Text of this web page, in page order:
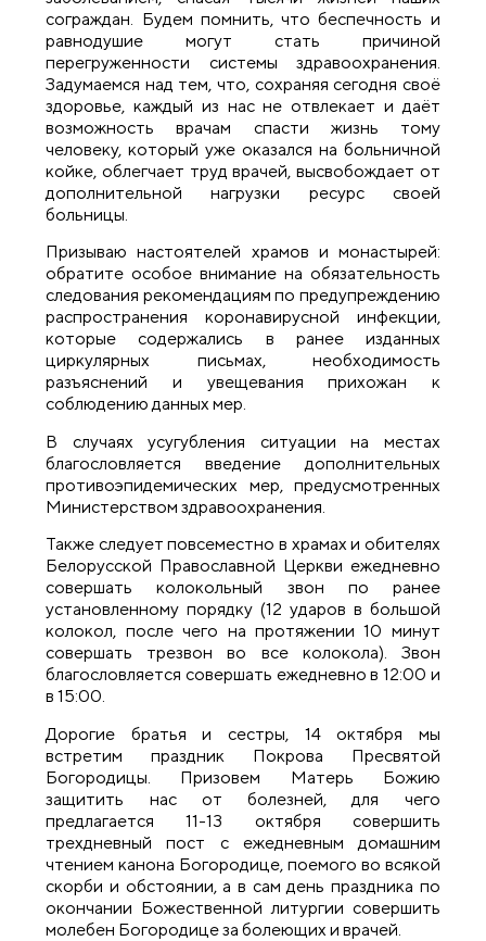
сограждан. Будем помнить, что беспечность и
равнодушие могут стать причиной
перегруженности системы здравоохранения.
Задумаемся над тем, что, сохраняя сегодня своё
здоровье, каждый из нас не отвлекает и даёт
возможность врачам спасти жизнь тому
человеку, который уже оказался на больничной
койке, облегчает труд врачей, высвобождает от
дополнительной нагрузки ресурс своей
больницы.
Призываю настоятелей храмов и монастырей:
обратите особое внимание на обязательность
следования рекомендациям по предупреждению
распространения коронавирусной инфекции,
которые содержались в ранее изданных
циркулярных письмах, необходимость
разъяснений и увещевания прихожан к
соблюдению данных мер.
В случаях усугубления ситуации на местах
благословляется введение дополнительных
противоэпидемических мер, предусмотренных
Министерством здравоохранения.
Также следует повсеместно в храмах и обителях
Белорусской Православной Церкви ежедневно
совершать колокольный звон по ранее
установленному порядку (12 ударов в большой
колокол, после чего на протяжении 10 минут
совершать трезвон во все колокола). Звон
благословляется совершать ежедневно в 12:00 и
в 15:00.
Дорогие братья и сестры, 14 октября мы
встретим праздник Покрова Пресвятой
Богородицы. Призовем Матерь Божию
защитить нас от болезней, для чего
предлагается 11-13 октября совершить
трехдневный пост с ежедневным домашним
чтением канона Богородице, поемого во всякой
скорби и обстоянии, а в сам день праздника по
окончании Божественной литургии совершить
молебен Богородице за болеющих и врачей.